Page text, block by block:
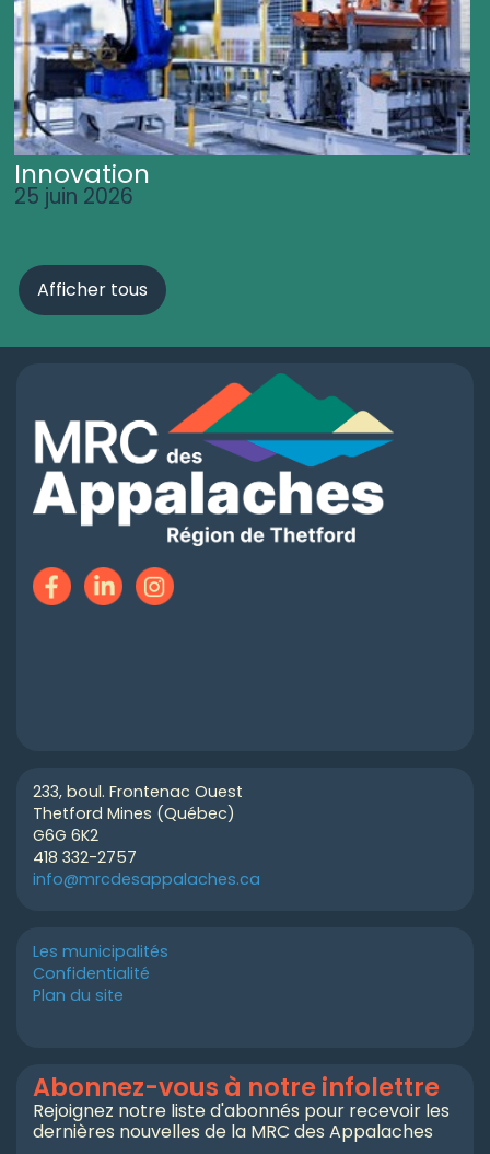
Innovation
25 juin 2026
Afficher tous
233, boul. Frontenac Ouest
Thetford Mines (Québec)
G6G 6K2
418 332-2757
info@mrcdesappalaches.ca
Les municipalités
Confidentialité
Plan du site
Abonnez-vous à notre infolettre
Rejoignez notre liste d'abonnés pour recevoir les
dernières nouvelles de la MRC des Appalaches